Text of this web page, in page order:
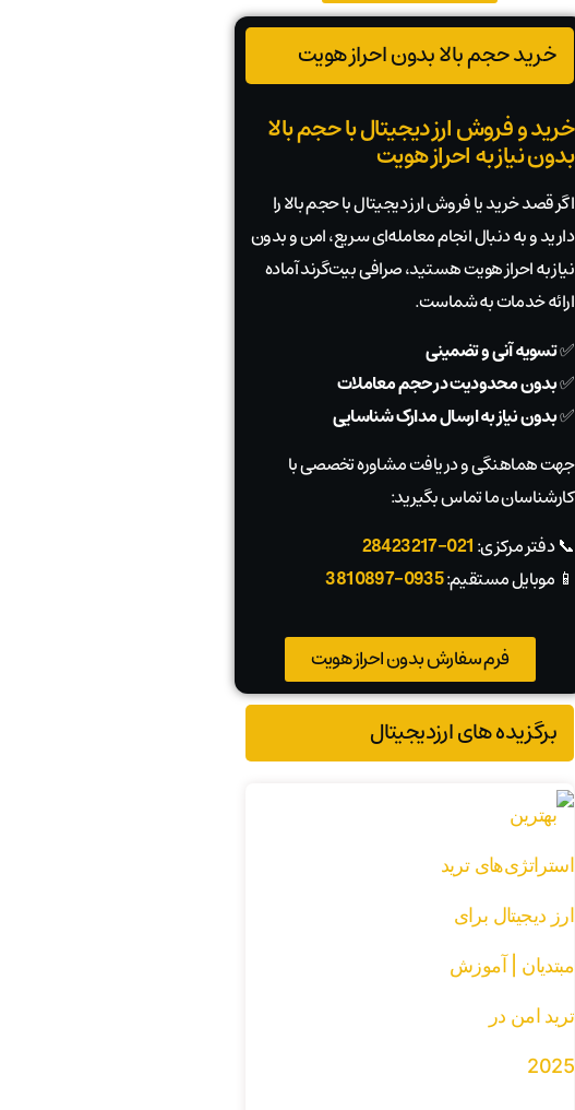
خرید حجم بالا بدون احراز هویت
خرید و فروش ارز دیجیتال با حجم بالا
بدون نیاز به احراز هویت
اگر قصد خرید یا فروش ارز دیجیتال با حجم بالا را
دارید و به دنبال انجام معامله‌ای سریع، امن و بدون
نیاز به احراز هویت هستید، صرافی بیت‌گرند آماده
ارائه خدمات به شماست.
✅تسویه آنی و تضمینی
✅بدون محدودیت در حجم معاملات
✅بدون نیاز به ارسال مدارک شناسایی
جهت هماهنگی و دریافت مشاوره تخصصی با
کارشناسان ما تماس بگیرید:
📞 دفتر مرکزی:021-28423217
📱 موبایل مستقیم:0935-3810897
فرم سفارش بدون احراز هویت
برگزیده های ارزدیجیتال